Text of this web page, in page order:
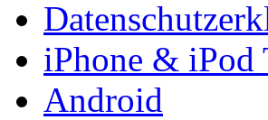
iPhone & iPod
Android